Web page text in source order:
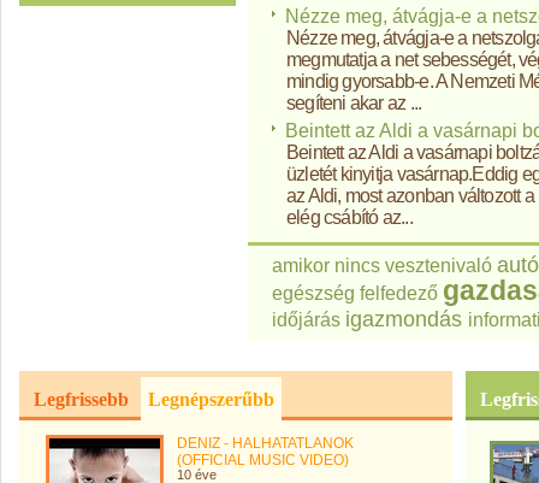
Nézze meg, átvágja-e a
Nézze meg, átvágja-e a
megmutatja a net sebességét,
mindig gyorsabb-e. A Nemzeti
segíteni akar az ...
Beintett az Aldi a vasárnapi
Beintett az Aldi a vasárnapi
üzletét kinyitja vasárnap.Eddig
az Aldi, most azonban változott
elég csábító az...
amikor nincs vesztenivaló
egészség felfedező
időjárás igazmondás
Legfrissebb Legnépszerűbb
DENIZ - HALHATATLANOK
(OFFICIAL MUSIC VIDEO)
10 éve